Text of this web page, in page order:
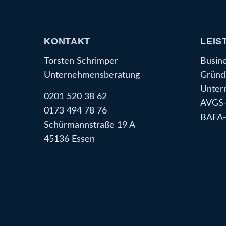
KONTAKT
Torsten Schrimper
Unternehmensberatung
0201 520 38 62
0173 494 78 76
Schürmannstraße 19 A
45136 Essen